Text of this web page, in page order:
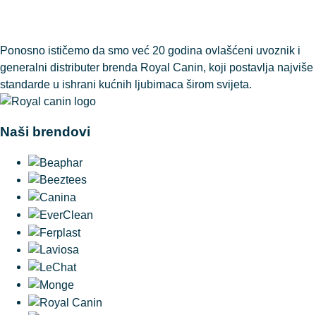
Ponosno ističemo da smo već 20 godina ovlašćeni uvoznik i
generalni distributer brenda Royal Canin, koji postavlja najviše
standarde u ishrani kućnih ljubimaca širom svijeta.
Naši brendovi